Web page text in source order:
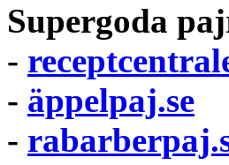
Supergoda
-
- äppelpaj.se
-